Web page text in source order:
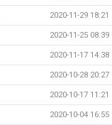
2020-11-29 18:21
2020-11-25 08:39
2020-11-17 14:38
2020-10-28 20:27
2020-10-17 11:21
2020-10-04 16:55